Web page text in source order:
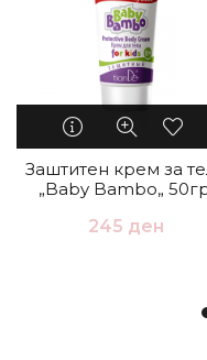
Заштитен крем за
„Baby Bambo„
245 ден